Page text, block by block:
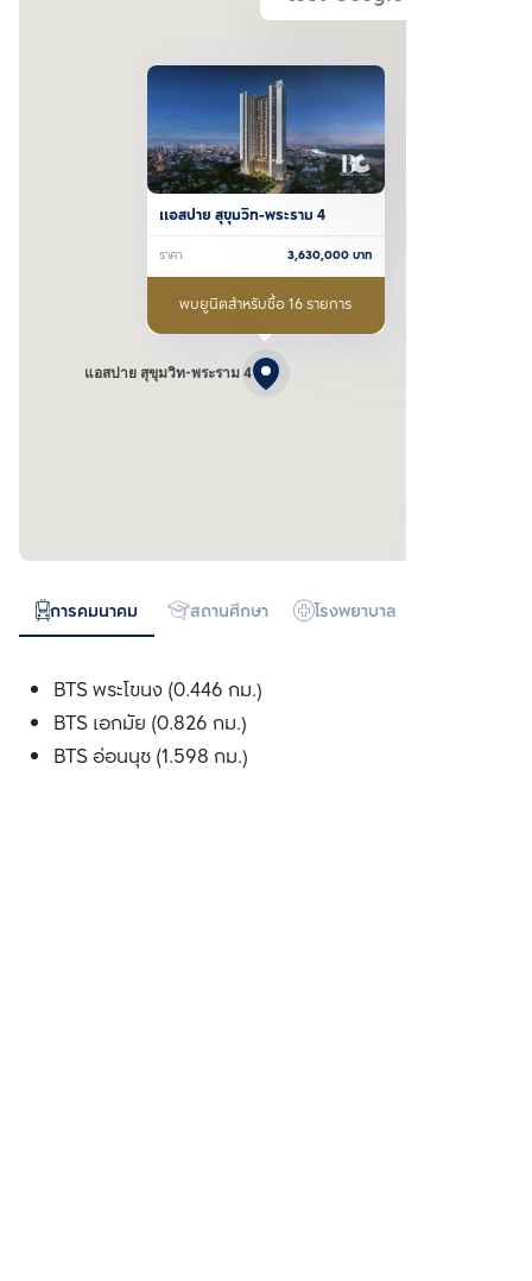
แอสปาย สุขุมวิท-พระราม 4
แอสปาย สุขุมวิท-พระราม 4
ราคา 3,630,000บาท
พบยูนิตสำหรับซื้อ 16 รายการ
การคมนาคม สถานศึกษา โรงพยาบาล
BTS พระโขนง (0.446 กม.)
BTS เอกมัย (0.826 กม.)
BTS อ่อนนุช (1.598 กม.)